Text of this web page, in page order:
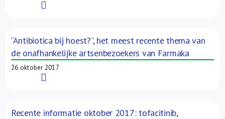
“Antibiotica bij hoest?”, het meest recente thema van
de onafhankelijke artsenbezoekers van Farmaka
26 oktober 2017
Recente informatie oktober 2017: tofacitinib,